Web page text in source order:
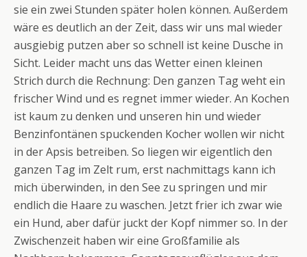
sie ein zwei Stunden später holen können. Außerdem
wäre es deutlich an der Zeit, dass wir uns mal wieder
ausgiebig putzen aber so schnell ist keine Dusche in
Sicht. Leider macht uns das Wetter einen kleinen
Strich durch die Rechnung: Den ganzen Tag weht ein
frischer Wind und es regnet immer wieder. An Kochen
ist kaum zu denken und unseren hin und wieder
Benzinfontänen spuckenden Kocher wollen wir nicht
in der Apsis betreiben. So liegen wir eigentlich den
ganzen Tag im Zelt rum, erst nachmittags kann ich
mich überwinden, in den See zu springen und mir
endlich die Haare zu waschen. Jetzt frier ich zwar wie
ein Hund, aber dafür juckt der Kopf nimmer so. In der
Zwischenzeit haben wir eine Großfamilie als